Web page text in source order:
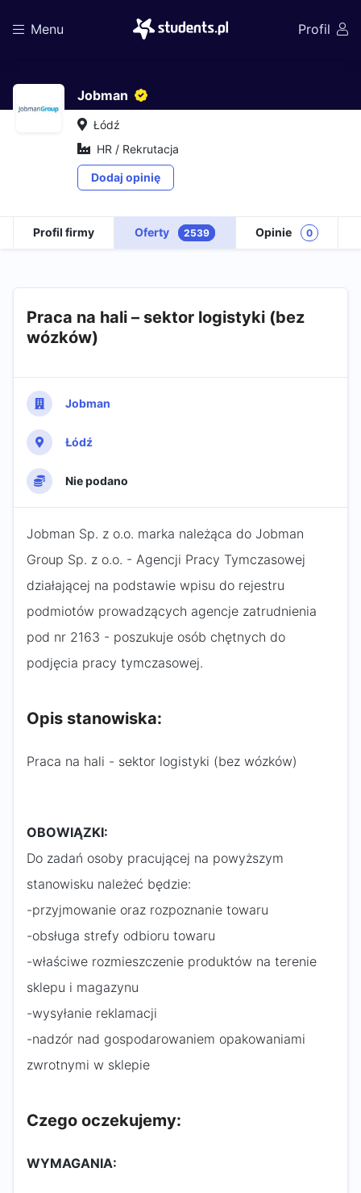
Menu Profil
Jobman
Łódź
HR / Rekrutacja
Dodaj opinię
Profil firmy Oferty 2539 Opinie 0
Praca na hali – sektor logistyki (bez
wózków)
Jobman
Łódź
Nie podano
Jobman Sp. z o.o. marka należąca do Jobman
Group Sp. z o.o. - Agencji Pracy Tymczasowej
działającej na podstawie wpisu do rejestru
podmiotów prowadzących agencje zatrudnienia
pod nr 2163 - poszukuje osób chętnych do
podjęcia pracy tymczasowej.
Opis stanowiska:
Praca na hali - sektor logistyki (bez wózków)
OBOWIĄZKI:
Do zadań osoby pracującej na powyższym
stanowisku należeć będzie:
-przyjmowanie oraz rozpoznanie towaru
-obsługa strefy odbioru towaru
-właściwe rozmieszczenie produktów na terenie
sklepu i magazynu
-wysyłanie reklamacji
-nadzór nad gospodarowaniem opakowaniami
zwrotnymi w sklepie
Czego oczekujemy:
WYMAGANIA: